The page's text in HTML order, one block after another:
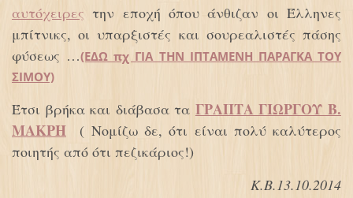
αυτόχειρες την εποχή όπου άνθιζαν οι Έλληνες
μπίτνικς, οι υπαρξιστές και σουρεαλιστές πάσης
φύσεως …(ΕΔΩ πχ ΓΙΑ ΤΗΝ ΙΠΤΑΜΕΝΗ ΠΑΡΑΓΚΑ ΤΟΥ
ΣΙΜΟΥ)
Έτσι βρήκα και διάβασα τα ΓΡΑΠΤΑ ΓΙΩΡΓΟΥ Β.
ΜΑΚΡΗ( Νομίζω δε, ότι είναι πολύ καλύτερος
ποιητής από ότι πεζικάριος!)
Κ.Β.13.10.2014